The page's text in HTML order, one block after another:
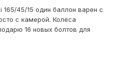
45/15 один баллон варен с
с камерой. Колёса
16 новых болтов для